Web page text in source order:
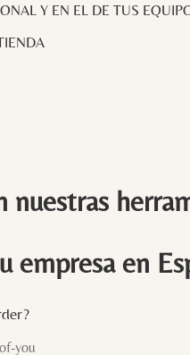
Y EN EL DE TUS
nuestras
empresa en